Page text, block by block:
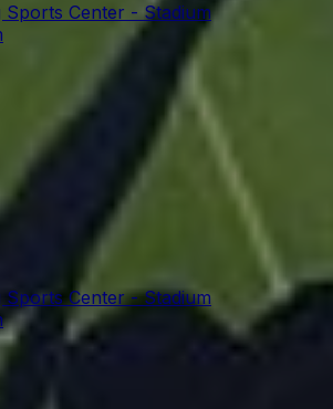
Sports Center - Stadium
Sports Center - Stadium